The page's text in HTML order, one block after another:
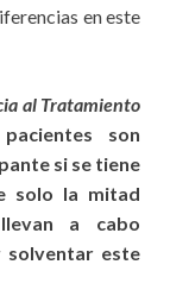
en este
al Tratamiento
son
si se tiene
solo la mitad
a cabo
solventar este